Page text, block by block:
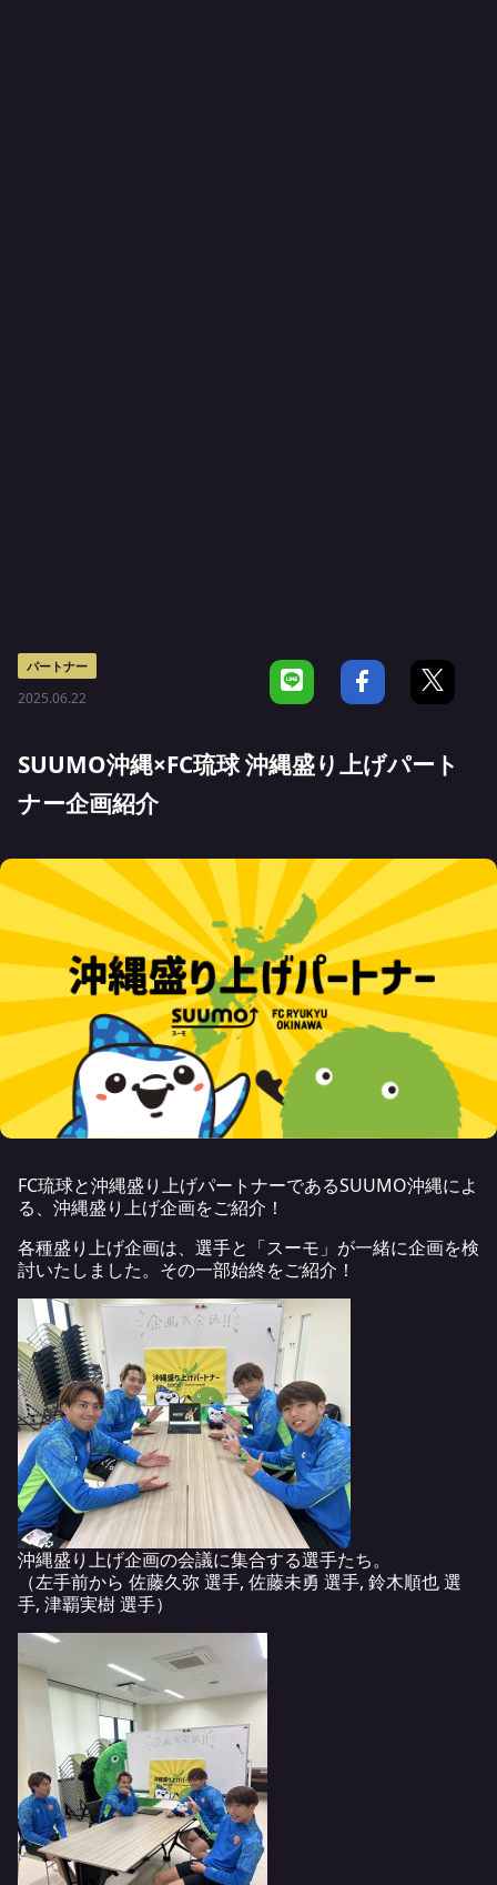
パートナー
2025.06.22
SUUMO沖縄×FC琉球 沖縄盛り上げパート
ナー企画紹介
FC琉球と沖縄盛り上げパートナーであるSUUMO沖縄によ
る、沖縄盛り上げ企画をご紹介！
各種盛り上げ企画は、選手と「スーモ」が一緒に企画を検
討いたしました。その一部始終をご紹介！
沖縄盛り上げ企画の会議に集合する選手たち。
（左手前から 佐藤久弥 選手, 佐藤未勇 選手, 鈴木順也 選
手, 津覇実樹 選手）